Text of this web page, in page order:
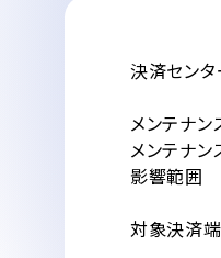
決済センタ
メンテナ
メンテナン
影響範囲
対象決済